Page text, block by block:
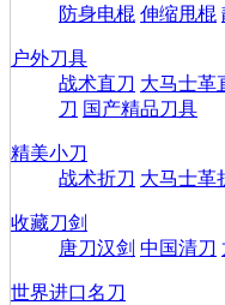
防身电棍 伸缩甩棍
户外刀具
战术直刀 大马士革
刀 国产精品刀具
精美小刀
战术折刀 大马士革
收藏刀剑
唐刀汉剑 中国清刀
世界进口名刀